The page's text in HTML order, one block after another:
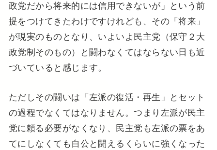
政党だから将来的には信用できないが」という前
提をつけてきたわけですけれども、その「将来」
が現実のものとなり、いよいよ民主党（保守２大
政党制そのもの）と闘わなくてはならない日も近
づいていると感じます。
ただしその闘いは「左派の復活・再生」とセット
の過程でなくてはなりません。つまり左派が民主
党に頼る必要がなくなり、民主党も左派の票をあ
てにしなくても自公と闘えるくらいに強くなった